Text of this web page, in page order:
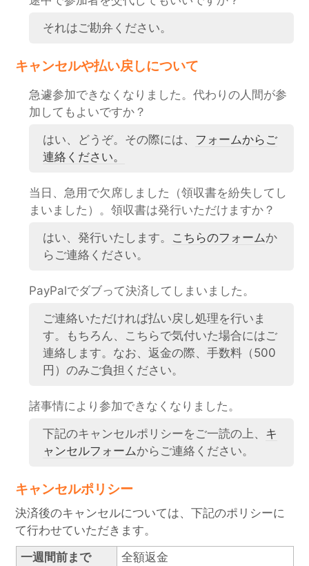
それはご勘弁ください。
キャンセルや払い戻しについて
急遽参加できなくなりました。代わりの人間が参
加してもよいですか？
はい、どうぞ。その際には、 フォームからご
連絡ください。
当日、急用で欠席しました（領収書を紛失してし
まいました）。領収書は発行いただけますか？
はい、発行いたします。 こちらのフォームか
らご連絡ください。
PayPalでダブって決済してしまいました。
ご連絡いただければ払い戻し処理を行いま
す。もちろん、こちらで気付いた場合にはご
連絡します。なお、返金の際、手数料（500
円）のみご負担ください。
諸事情により参加できなくなりました。
下記のキャンセルポリシーをご一読の上、 キ
ャンセルフォームからご連絡ください。
キャンセルポリシー
決済後のキャンセルについては、下記のポリシーに
て行わせていただきます。
一週間前まで
全額返金